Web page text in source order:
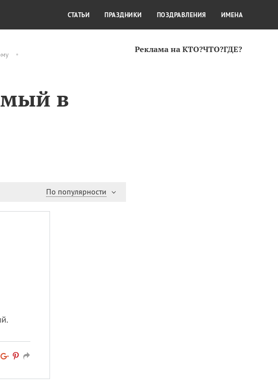
в
По популярности
Реклама на КТО?ЧТО?ГДЕ?
КУЛЬТУРА КРАСОТА
СТАТЬИ ПРАЗДНИКИ ПОЗДРАВЛЕНИЯ ИМЕНА